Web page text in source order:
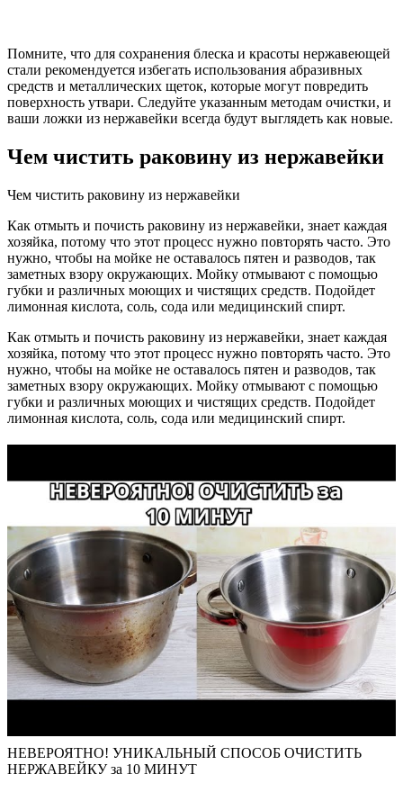
Помните, что для сохранения блеска и красоты нержавеющей
стали рекомендуется избегать использования абразивных
средств и металлических щеток, которые могут повредить
поверхность утвари. Следуйте указанным методам очистки, и
ваши ложки из нержавейки всегда будут выглядеть как новые.
Чем чистить раковину из нержавейки
Чем чистить раковину из нержавейки
Как отмыть и почисть раковину из нержавейки, знает каждая
хозяйка, потому что этот процесс нужно повторять часто. Это
нужно, чтобы на мойке не оставалось пятен и разводов, так
заметных взору окружающих. Мойку отмывают с помощью
губки и различных моющих и чистящих средств. Подойдет
лимонная кислота, соль, сода или медицинский спирт.
Как отмыть и почисть раковину из нержавейки, знает каждая
хозяйка, потому что этот процесс нужно повторять часто. Это
нужно, чтобы на мойке не оставалось пятен и разводов, так
заметных взору окружающих. Мойку отмывают с помощью
губки и различных моющих и чистящих средств. Подойдет
лимонная кислота, соль, сода или медицинский спирт.
НЕВЕРОЯТНО! УНИКАЛЬНЫЙ СПОСОБ ОЧИСТИТЬ
НЕРЖАВЕЙКУ за 10 МИНУТ